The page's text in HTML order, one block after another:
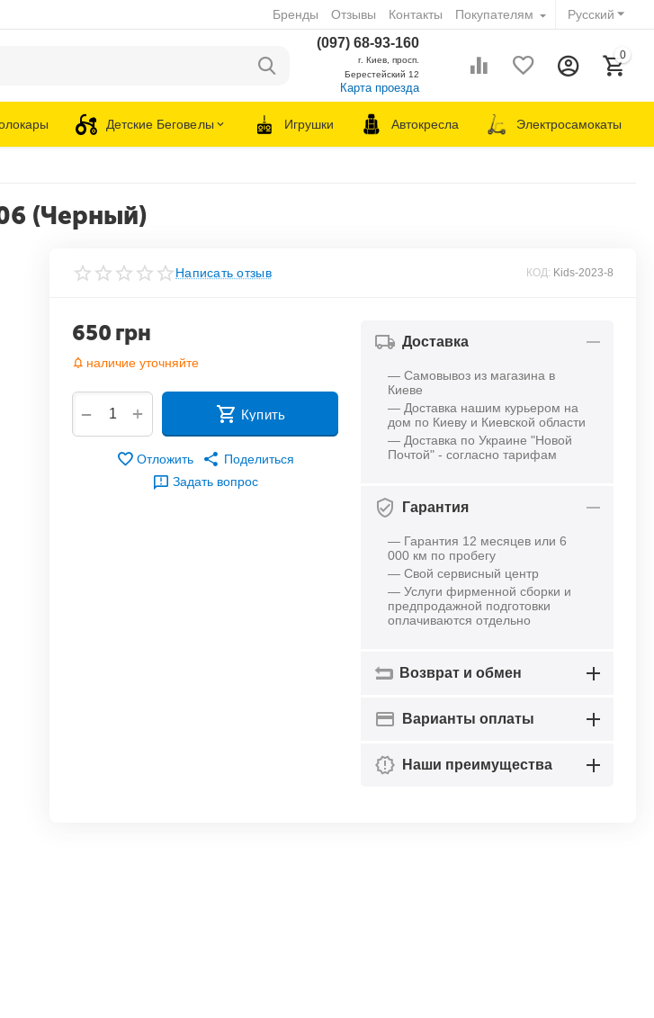
Русский
Бренды Отзывы Контакты Покупателям
(097) 68-93-160
г. Киев, просп.
Берестейский 12
Карта проезда
0
Детские Беговелы Игрушки Автокресла Электросамокаты
(Черный)
Написать отзыв КОД: Kids-2023-8
650 грн
наличие уточняйте
+
− Купить
Отложить
Поделиться
Задать вопрос
Доставка
— Самовывоз из магазина в
Киеве
— Доставка нашим курьером на
дом по Киеву и Киевской области
— Доставка по Украине "Новой
Почтой" - согласно тарифам
Гарантия
— Гарантия 12 месяцев или 6
000 км по пробегу
— Свой сервисный центр
— Услуги фирменной сборки и
предпродажной подготовки
оплачиваются отдельно
Возврат и обмен
Варианты оплаты
Наши преимущества